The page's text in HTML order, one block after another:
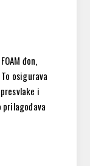
đon,
osigurava
i